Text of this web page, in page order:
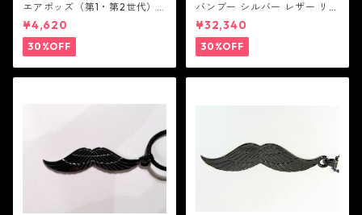
エアポッズ（第1・第2世代）
ポーチ：BANDOLIER バンド
リヤー
¥4,620
30%OFF
バンブー シルバー レザー リン
ク ステーション ブレスレッ
ト：JOHN HARDY ジョン ハ
ーディー
¥32,340
30%OFF